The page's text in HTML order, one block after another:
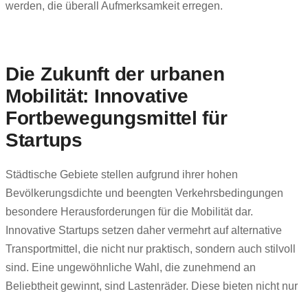
werden, die überall Aufmerksamkeit erregen.
Die Zukunft der urbanen
Mobilität: Innovative
Fortbewegungsmittel für
Startups
Städtische Gebiete stellen aufgrund ihrer hohen
Bevölkerungsdichte und beengten Verkehrsbedingungen
besondere Herausforderungen für die Mobilität dar.
Innovative Startups setzen daher vermehrt auf alternative
Transportmittel, die nicht nur praktisch, sondern auch stilvoll
sind. Eine ungewöhnliche Wahl, die zunehmend an
Beliebtheit gewinnt, sind Lastenräder. Diese bieten nicht nur